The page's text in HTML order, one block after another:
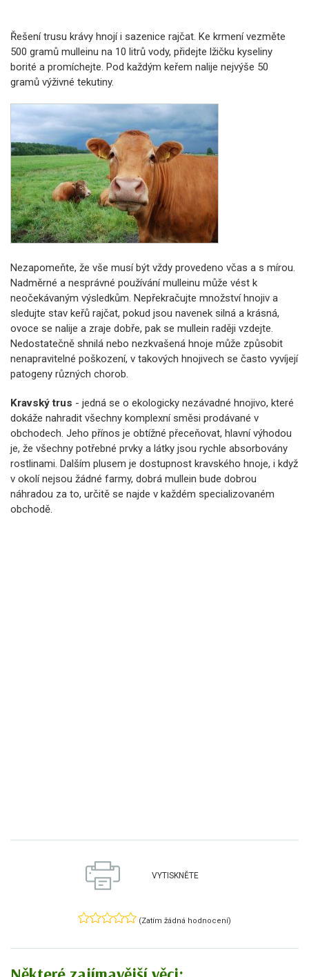
Řešení trusu krávy hnojí i sazenice rajčat. Ke krmení vezměte
500 gramů mulleinu na 10 litrů vody, přidejte lžičku kyseliny
borité a promíchejte. Pod každým keřem nalije nejvýše 50
gramů výživné tekutiny.
Nezapomeňte, že vše musí být vždy provedeno včas a s mírou.
Nadměrné a nesprávné používání mulleinu může vést k
neočekávaným výsledkům. Nepřekračujte množství hnojiv a
sledujte stav keřů rajčat, pokud jsou navenek silná a krásná,
ovoce se nalije a zraje dobře, pak se mullein raději vzdejte.
Nedostatečně shnilá nebo nezkvašená hnoje může způsobit
nenapravitelné poškození, v takových hnojivech se často vyvíjejí
patogeny různých chorob.
Kravský trus - jedná se o ekologicky nezávadné hnojivo, které
dokáže nahradit všechny komplexní směsi prodávané v
obchodech. Jeho přínos je obtížné přeceňovat, hlavní výhodou
je, že všechny potřebné prvky a látky jsou rychle absorbovány
rostlinami. Dalším plusem je dostupnost kravského hnoje, i když
v okolí nejsou žádné farmy, dobrá mullein bude dobrou
náhradou za to, určitě se najde v každém specializovaném
obchodě.
VYTISKNĚTE
(Zatím žádná hodnocení)